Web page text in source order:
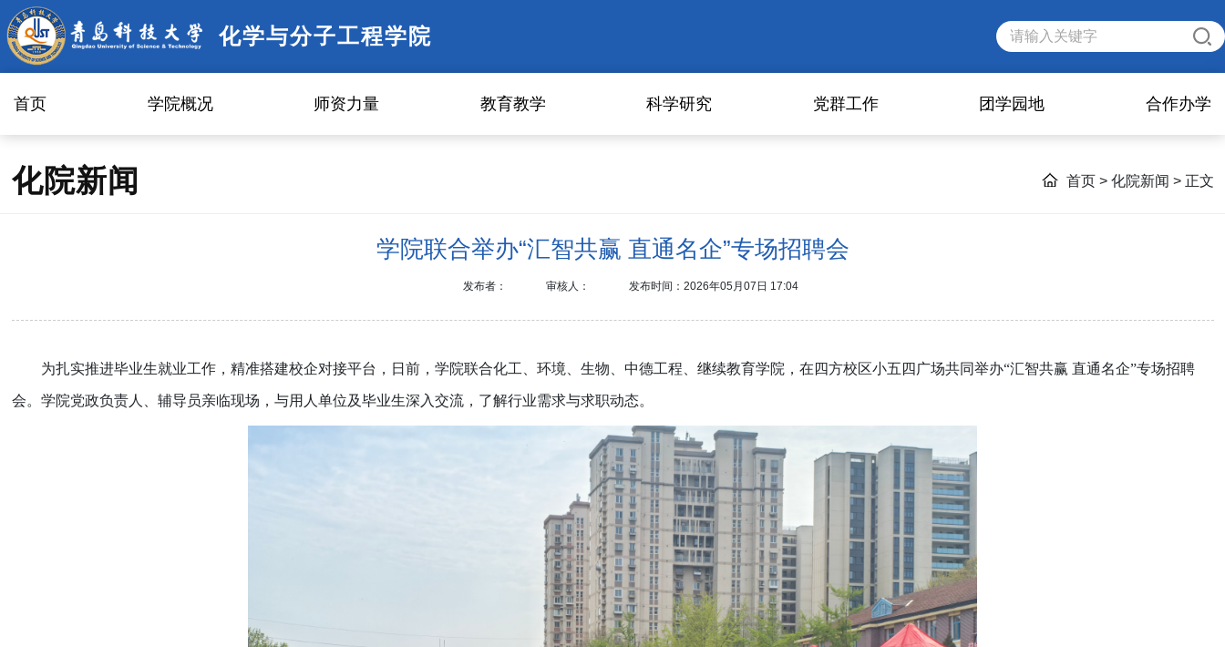
化学与分子工程学院
首页 学院概况 师资力量 教育教学 科学研究 党群工作 团学园地 合作办学
化院新闻 首页 > 化院新闻 > 正文
学院联合举办“汇智共赢 直通名企”专场招聘会
发布者： 审核人： 发布时间：2026年05月07日 17:04
为扎实推进毕业生就业工作，精准搭建校企对接平台，日前，学院联合化工、环境、生物、中德工程、继续教育学院，在四方校区小五四广场共同举办“汇智共赢 直通名企”专场招聘
会。学院党政负责人、辅导员亲临现场，与用人单位及毕业生深入交流，了解行业需求与求职动态。